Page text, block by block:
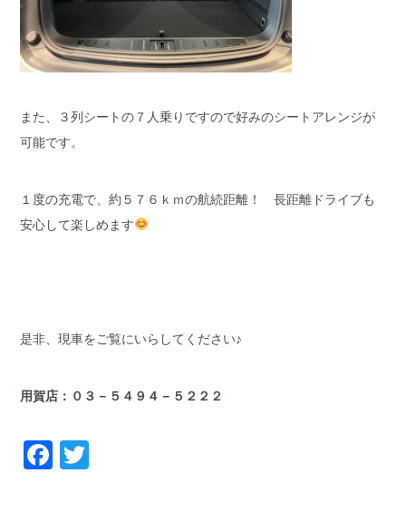
また、３列シートの７人乗りですので好みのシートアレンジが
可能です。
１度の充電で、約５７６ｋｍの航続距離！ 長距離ドライブも
安心して楽しめます
是非、現車をご覧にいらしてください♪
用賀店：０３－５４９４－５２２２
Facebook